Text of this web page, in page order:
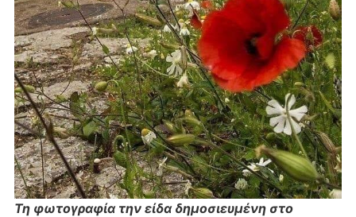
Τη φωτογραφία την είδα δημοσιευμένη στο